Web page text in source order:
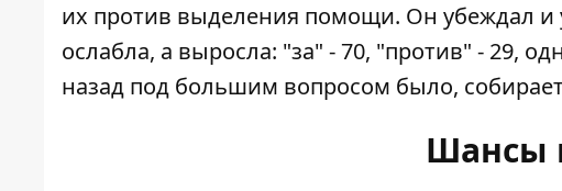
их против выделения помощи. Он убеждал и
ослабла, а выросла: "за" - 70, "против" - 29,
назад под большим вопросом было,
Шансы